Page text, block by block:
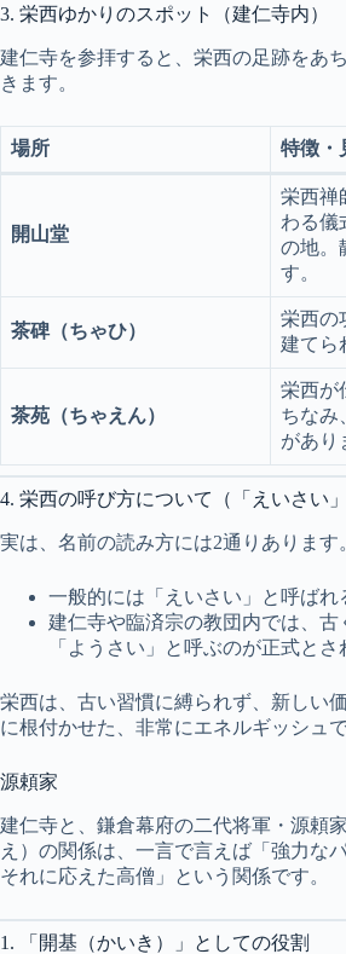
3. 栄西ゆかりのスポット（建仁寺内）
建仁寺を参拝すると、栄西の足跡をあ
きます。
場所 特徴・
開山堂
栄西禅
わる儀
の地。
す。
茶碑（ちゃひ）
栄西の
建てら
茶苑（ちゃえん）
栄西が
ちなみ
があり
4. 栄西の呼び方について（「えいさい
実は、名前の読み方には2通りあります
一般的には「えいさい」と呼ばれ
建仁寺や臨済宗の教団内では、古
「ようさい」と呼ぶのが正式とさ
栄西は、古い習慣に縛られず、新しい
に根付かせた、非常にエネルギッシュ
源頼家
建仁寺と、鎌倉幕府の二代将軍・源頼
え）の関係は、一言で言えば「強力な
それに応えた高僧」という関係です。
1. 「開基（かいき）」としての役割